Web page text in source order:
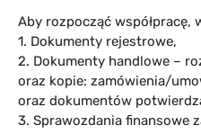
Aby rozpocząć
1. Dokumenty rejestrowe,
2. Dokumenty handlowe –
oraz kopie: zamówienia/
oraz dokumentów
3. Sprawozdania finansowe